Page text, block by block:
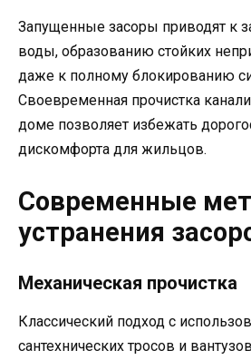
Запущенные засоры приводят к
воды, образованию стойких
даже к полному блокированию
Своевременная прочистка
доме позволяет избежать
дискомфорта для жильцов.
Современные
устранения
Механическая прочистка
Классический подход с
сантехнических тросов и